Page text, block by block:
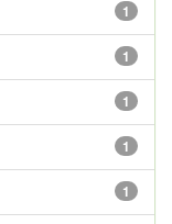
1
1
1
1
1